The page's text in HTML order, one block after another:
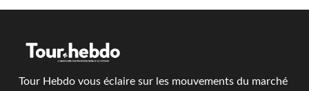
Tour Hebdo vous éclaire sur les mouvements du marché